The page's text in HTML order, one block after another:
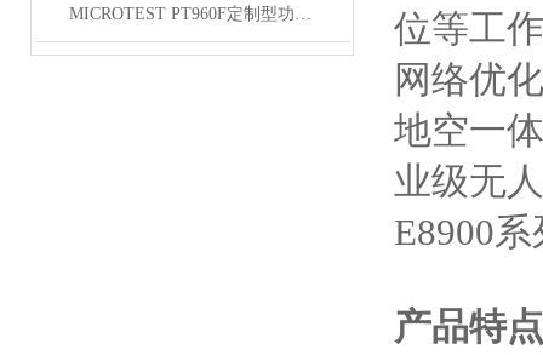
MICROTEST PT960F定制型功能自动测试系统
位等工
网络优
地空一
业级无
E8900
产品特